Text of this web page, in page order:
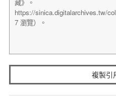
複製引